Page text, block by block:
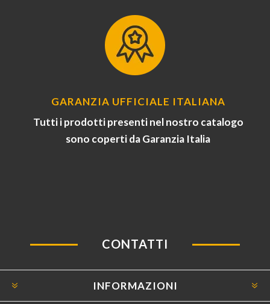
GARANZIA UFFICIALE ITALIANA
Tutti i prodotti presenti nel nostro catalogo
sono coperti da Garanzia Italia
CONTATTI
INFORMAZIONI